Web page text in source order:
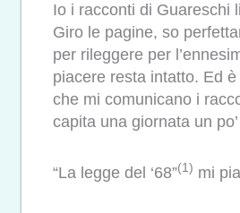
Io i racconti di Guareschi
Giro le pagine, so
per rileggere per
piacere resta intatto. Ed
che mi comunicano i
capita una giornata un
“La legge del ‘68”(1) mi